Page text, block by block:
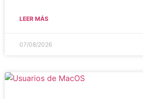
LEER MÁS
07/08/2026